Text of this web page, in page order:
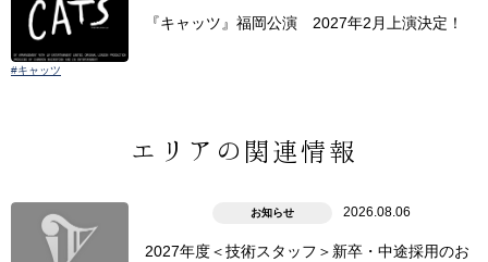
『キャッツ』福岡公演 2027年2月上演決定！
#キャッツ
エリアの関連情報
お知らせ 2026.08.06
2027年度＜技術スタッフ＞新卒・中途採用のお